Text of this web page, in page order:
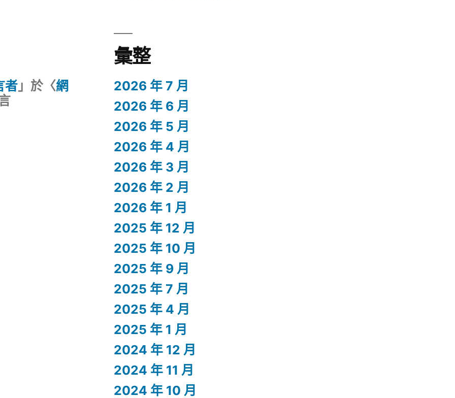
者」於〈網
彙整
2026 年 7 月
2026 年 6 月
2026 年 5 月
2026 年 4 月
2026 年 3 月
2026 年 2 月
2026 年 1 月
2025 年 12 月
2025 年 10 月
2025 年 9 月
2025 年 7 月
2025 年 4 月
2025 年 1 月
2024 年 12 月
2024 年 11 月
2024 年 10 月